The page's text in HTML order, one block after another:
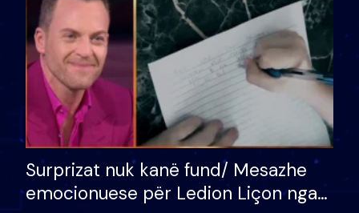
Surprizat nuk kanë fund/ Mesazhe
emocionuese për Ledion Liçon nga